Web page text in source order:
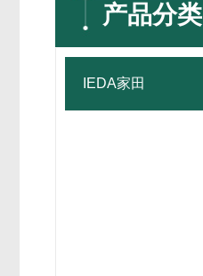
产品分类
IEDA家田